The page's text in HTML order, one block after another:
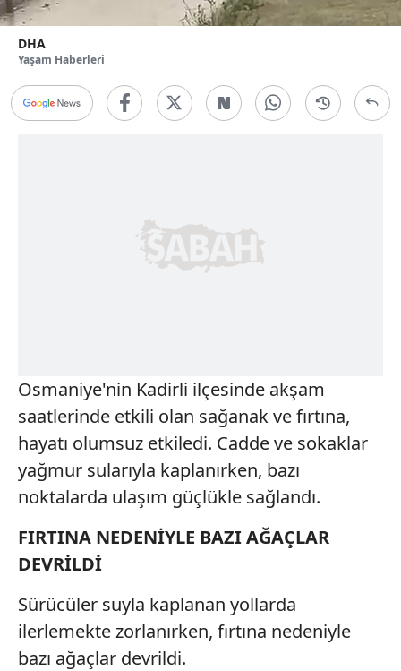
DHA
Yaşam Haberleri
Osmaniye'nin Kadirli ilçesinde akşam
saatlerinde etkili olan sağanak ve fırtına,
hayatı olumsuz etkiledi. Cadde ve sokaklar
yağmur sularıyla kaplanırken, bazı
noktalarda ulaşım güçlükle sağlandı.
FIRTINA NEDENİYLE BAZI AĞAÇLAR
DEVRİLDİ
Sürücüler suyla kaplanan yollarda
ilerlemekte zorlanırken, fırtına nedeniyle
bazı ağaçlar devrildi.